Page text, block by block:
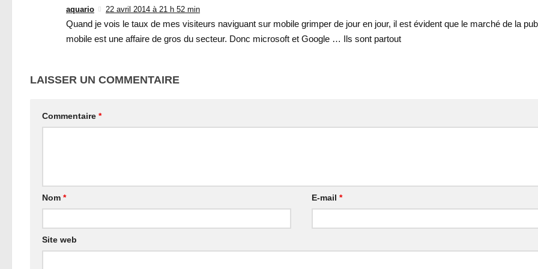
aquario 22 avril 2014 à 21 h 52 min
Quand je vois le taux de mes visiteurs naviguant sur mobile grimper de jour en jour, il est évident que le marché de la
mobile est une affaire de gros du secteur. Donc microsoft et Google … Ils sont partout
LAISSER UN COMMENTAIRE
Commentaire *
Nom * E-mail*
Site web